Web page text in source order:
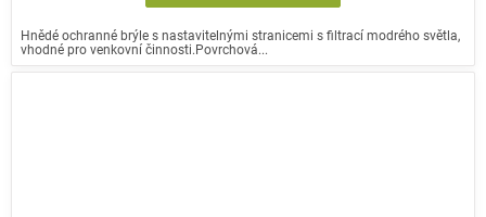
Hnědé ochranné brýle s nastavitelnými stranicemi s filtrací modrého světla,
vhodné pro venkovní činnosti.Povrchová...